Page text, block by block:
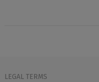
LEGAL TERMS